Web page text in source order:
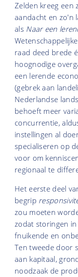
Zelden kreeg een
aandacht en zo'n
als Naar een
raad deed brede
hoognodige
een lerende
(gebrek aan
Nederlandse
behoeft meer
concurrentie,
instellingen al
specialiseren op
voor om
regionaal te
Het eerste deel
begrip
zou moeten
zodat storingen
fnuikende en
Ten tweede door
aan kapitaal,
noodzaak de